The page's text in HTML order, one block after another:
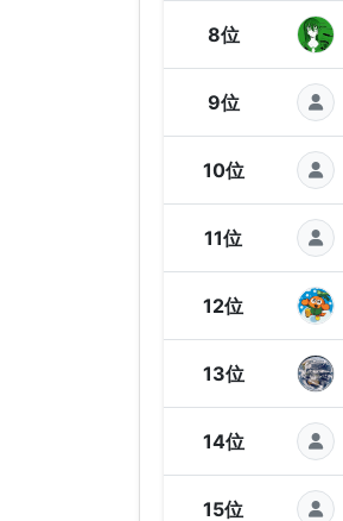
8位
9位
10位
11位
12位
13位
14位
15位